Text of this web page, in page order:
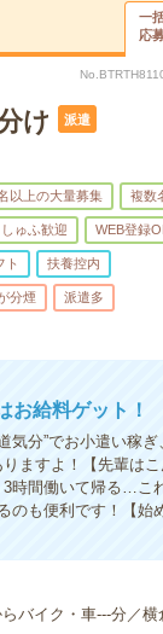
一
応
け 派遣
以上の大量募集 複数
しゅふ歓迎 WEB登録
ト 扶養控内
分煙 派遣多
お給料ゲット！
分”でお小遣い稼ぎ
ますよ！【先輩はこ
3時間働いて帰る…こ
のも便利です！【始
バイク・車---分／横